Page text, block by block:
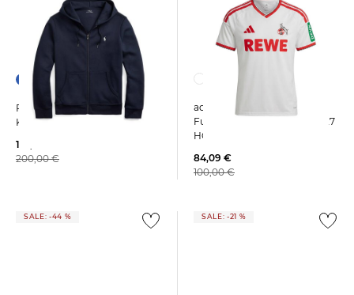
Polo Ralph Lauren | Herren
Kapuzenjacke
110,95 €
200,00 €
adidas Performance |
Fußballtrikot 1.FC KÖLN 26/27
HOME
84,09 €
100,00 €
SALE: -44 % SALE: -21 %